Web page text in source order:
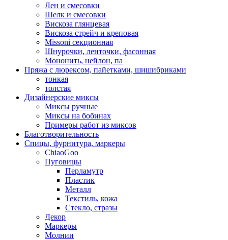
Лен и смесовки
Шелк и смесовки
Вискоза глянцевая
Вискоза стрейч и креповая
Missoni секционная
Шнурочки, ленточки, фасонная
Мононить, нейлон, па
Пряжа с люрексом, пайетками, шишибриками
тонкая
толстая
Дизайнерские миксы
Миксы ручные
Миксы на бобинах
Примеры работ из миксов
Благотворительность
Спицы, фурнитура, маркеры
ChiaoGoo
Пуговицы
Перламутр
Пластик
Металл
Текстиль, кожа
Стекло, стразы
Декор
Маркеры
Молнии